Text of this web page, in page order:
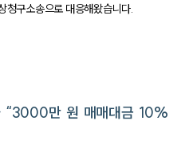
청구소송으로 대응해왔습니다.
“3000만 원 매매대금 10%